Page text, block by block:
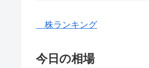
株ランキング
今日の相場